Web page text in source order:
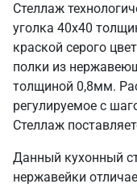
Стеллаж
уголка 40х40
краской серого
полки из
толщиной 0,8мм.
регулируемое с
Стеллаж
Данный кухонный
нержавейки